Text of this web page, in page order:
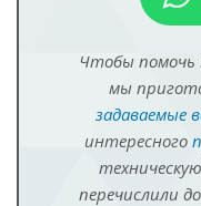
Чтобы помочь
мы
задаваемые
интересного
перечислили